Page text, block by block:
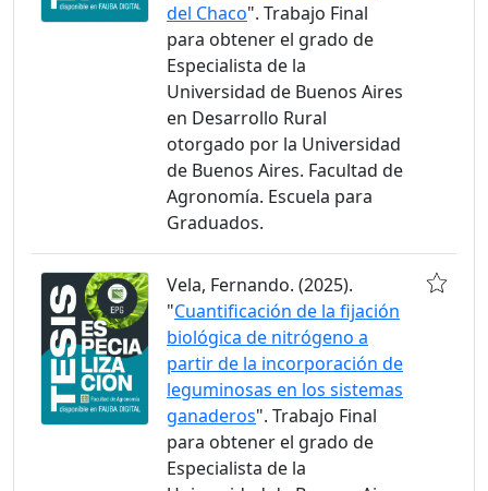
del Chaco". Trabajo Final
para obtener el grado de
Especialista de la
Universidad de Buenos Aires
en Desarrollo Rural
otorgado por la Universidad
de Buenos Aires. Facultad de
Agronomía. Escuela para
Graduados.
Vela, Fernando. (2025).
"Cuantificación de la fijación
biológica de nitrógeno a
partir de la incorporación de
leguminosas en los sistemas
ganaderos". Trabajo Final
para obtener el grado de
Especialista de la